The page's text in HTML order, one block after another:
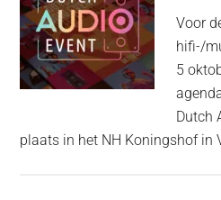
Grace
aan:
high-
end
earbuds
titanium
Voor
hifi-/
5
Dutch
plaats in het NH Koningshof in